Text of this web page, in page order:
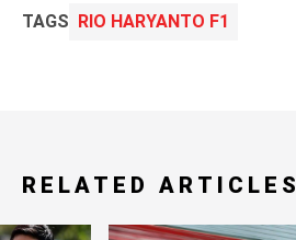
TAGS RIO HARYANTO F1
RELATED ARTICLES